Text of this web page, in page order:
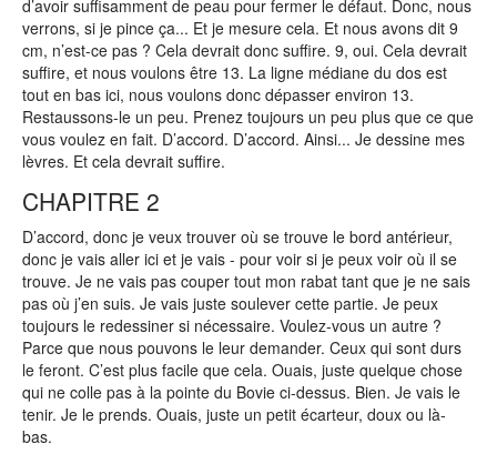
d’avoir suffisamment de peau pour fermer le défaut. Donc, nous
verrons, si je pince ça... Et je mesure cela. Et nous avons dit 9
cm, n’est-ce pas ? Cela devrait donc suffire. 9, oui. Cela devrait
suffire, et nous voulons être 13. La ligne médiane du dos est
tout en bas ici, nous voulons donc dépasser environ 13.
Restaussons-le un peu. Prenez toujours un peu plus que ce que
vous voulez en fait. D’accord. D’accord. Ainsi... Je dessine mes
lèvres. Et cela devrait suffire.
CHAPITRE 2
D’accord, donc je veux trouver où se trouve le bord antérieur,
donc je vais aller ici et je vais - pour voir si je peux voir où il se
trouve. Je ne vais pas couper tout mon rabat tant que je ne sais
pas où j’en suis. Je vais juste soulever cette partie. Je peux
toujours le redessiner si nécessaire. Voulez-vous un autre ?
Parce que nous pouvons le leur demander. Ceux qui sont durs
le feront. C’est plus facile que cela. Ouais, juste quelque chose
qui ne colle pas à la pointe du Bovie ci-dessus. Bien. Je vais le
tenir. Je le prends. Ouais, juste un petit écarteur, doux ou là-
bas.